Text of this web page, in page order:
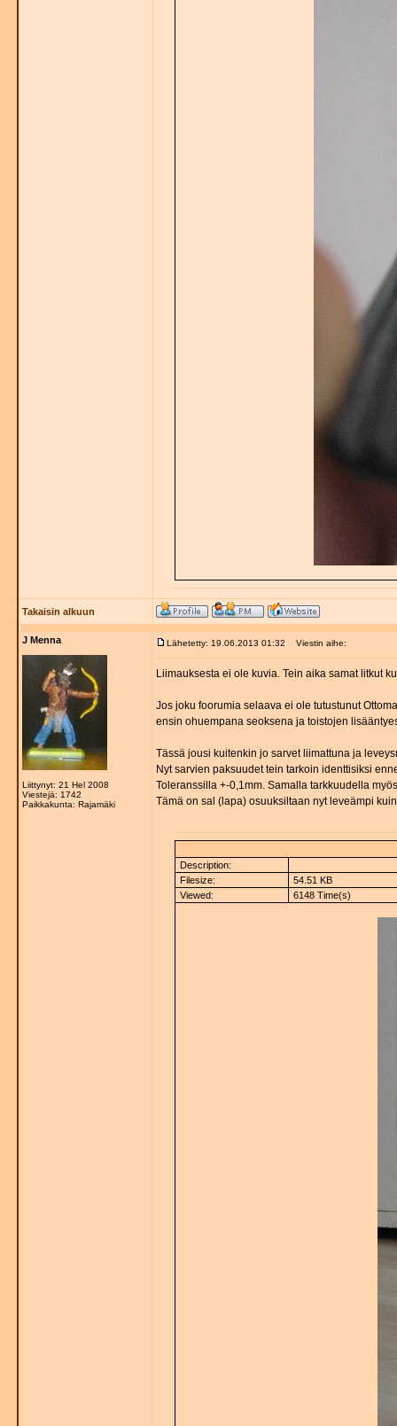
Takaisin alkuun
J Menna
Liittynyt: 21 Hel 2008
Viestejä: 1742
Paikkakunta: Rajamäki
Lähetetty: 19.06.2013 01:32 Viestin aihe:
Liimauksesta ei ole kuvia. Tein aika samat litkut
Jos joku foorumia selaava ei ole tutustunut
ensin ohuempana seoksena ja toistojen
Tässä jousi kuitenkin jo sarvet liimattuna ja
Nyt sarvien paksuudet tein tarkoin identtisiksi
Toleranssilla +-0,1mm. Samalla tarkkuudella
Tämä on sal (lapa) osuuksiltaan nyt leveämpi
Description:
Filesize:
54.51 KB
Viewed:
6148 Time(s)